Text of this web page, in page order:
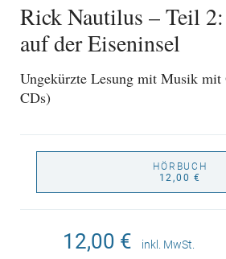
Rick Nautilus – Teil 2:
auf der Eiseninsel
Ungekürzte Lesung mit Musik
CDs)
HÖRBUCH
12,00 €
12,00 € inkl. MwSt.